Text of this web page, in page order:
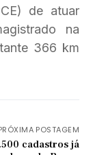
de atuar
na
366 km
POSTAGEM
cadastros já